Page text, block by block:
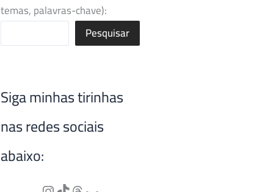
temas, palavras-chave):
Pesquisar
Siga minhas tirinhas
nas redes sociais
abaixo: